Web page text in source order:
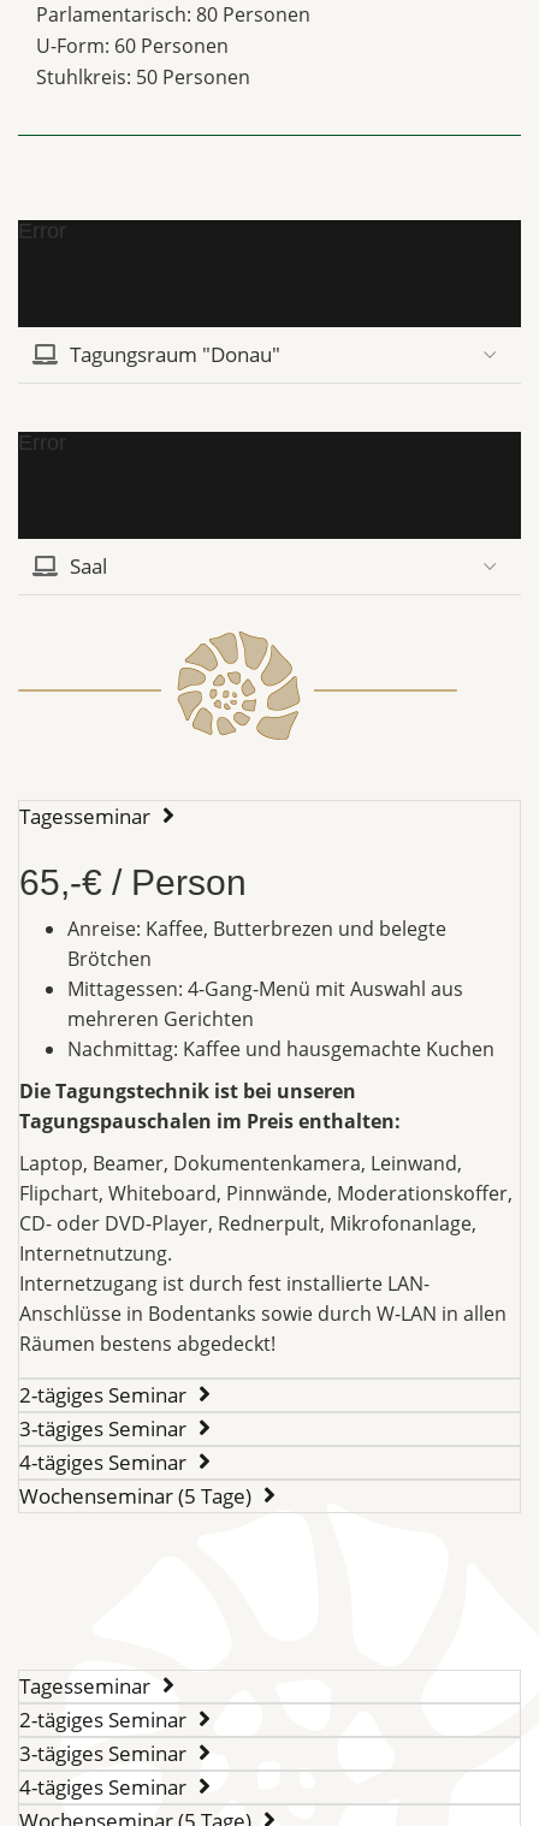
Parlamentarisch: 80 Personen
U-Form: 60 Personen
Stuhlkreis: 50 Personen
Error
Tagungsraum "Donau"
Error
Saal
Tagesseminar
65,-€ / Person
Anreise: Kaffee, Butterbrezen und belegte
Brötchen
Mittagessen: 4-Gang-Menü mit Auswahl aus
mehreren Gerichten
Nachmittag: Kaffee und hausgemachte Kuchen
Die Tagungstechnik ist bei unseren
Tagungspauschalen im Preis enthalten:
Laptop, Beamer, Dokumentenkamera, Leinwand,
Flipchart, Whiteboard, Pinnwände, Moderationskoffer,
CD- oder DVD-Player, Rednerpult, Mikrofonanlage,
Internetnutzung.
Internetzugang ist durch fest installierte LAN-
Anschlüsse in Bodentanks sowie durch W-LAN in allen
Räumen bestens abgedeckt!
2-tägiges Seminar
3-tägiges Seminar
4-tägiges Seminar
Wochenseminar (5 Tage)
Tagesseminar
2-tägiges Seminar
3-tägiges Seminar
4-tägiges Seminar